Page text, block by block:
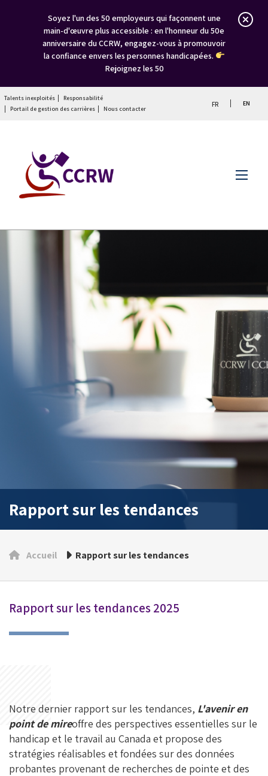
Soyez l'un des 50 employeurs qui façonnent une
main-d'œuvre plus accessible : en l'honneur du 50e
anniversaire du CCRW, engagez-vous à promouvoir
la confiance envers les personnes handicapées.
Rejoignez les 50
Talents inexploités
Responsabilité
Portail de gestion des carrières
Nous contacter
FR EN
Menu
Rapport sur les tendances
Accueil Rapport sur les tendances
Rapport sur les tendances 2025
Notre dernier rapport sur les tendances, L'avenir en
point de mireoffre des perspectives essentielles sur le
handicap et le travail au Canada et propose des
stratégies réalisables et fondées sur des données
probantes provenant de recherches de pointe et des